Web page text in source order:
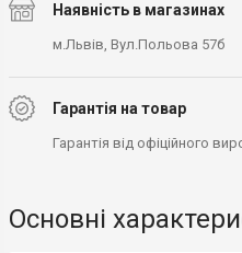
Наявність в магазинах
м.Львів, Вул.Польова 57б
Гарантія на товар
Гарантія від офіційного
Основні